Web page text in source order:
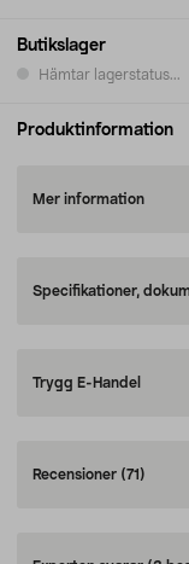
Butikslager
Hämtar lagerstatus...
Produktinformation
Mer information
Specifikationer,
Trygg E-Handel
Recensioner (71)